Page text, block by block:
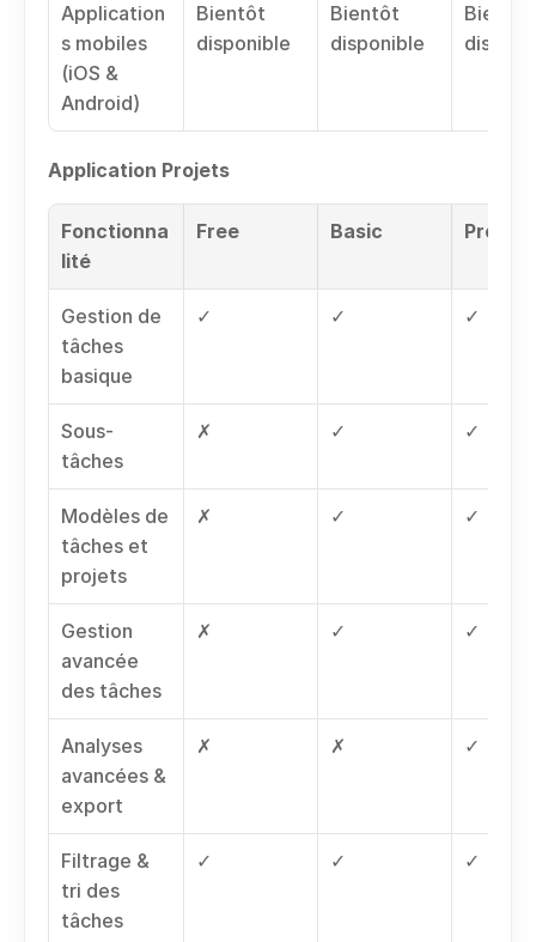
Application
s mobiles
(iOS &
Android)
Bientôt
disponible
Bientôt
disponible
Bientôt
Application Projets
Fonctionna
lité
Free Basic Pro
Gestion de
tâches
basique
✓ ✓ ✓
Sous-
tâches
✗ ✓ ✓
Modèles de
tâches et
projets
✗ ✓ ✓
Gestion
avancée
des tâches
✗ ✓ ✓
Analyses
avancées &
export
✗ ✗ ✓
Filtrage &
tri des
tâches
✓ ✓ ✓